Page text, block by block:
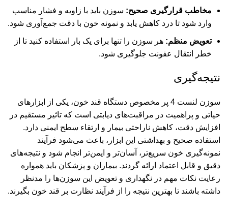
مخاطب قرارگیری صحیح: سوزن باید با زاویه و فشار مناسب
وارد شود تا درد کاهش یابد و نمونه خون با دقت جمع‌آوری شود.
تعویض منظم: هر سوزن را تنها برای یک بار استفاده کنید تا از
خطر انتقال عفونت جلوگیری شود.
نتیجه‌گیری
سوزن لنست 4 پر مخصوص دستگاه قند خون، یکی از ابزارهای
حیاتی و پراهمیت در مراقبت‌های دیابتی است که تاثیر مستقیم در
افزایش دقت، کاهش ناراحتی بیمار و ارتقاء سطح ایمنی دارد.
استفاده صحیح و بهداشتی این ابزار، باعث می‌شود فرآیند
نمونه‌گیری خون سریع‌تر، آسان‌تر و ایمن‌تر انجام شود و نتیجه‌های
دقیق و قابل اعتماد ارائه گردند. بیماران و پزشکان باید همواره
رعایت نکات مهم در نگهداری و تعویض این سوزن‌ها را مدنظر
داشته باشند تا بهترین نتیجه را از فرآیند نظارت بر قند خون بگیرند.